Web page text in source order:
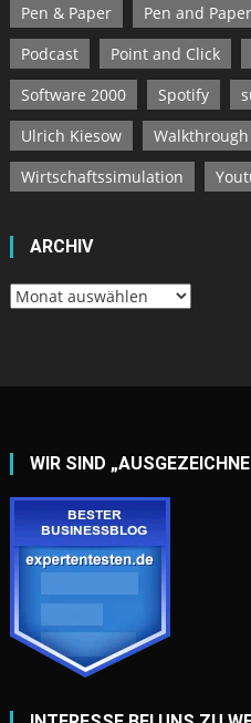
Pen & Paper
Pen and Paper
Podcast
Point and Click
Software 2000
Spotify
Ulrich Kiesow
Walkthrough
Wirtschaftssimulation
ARCHIV
Archiv
WIR SIND